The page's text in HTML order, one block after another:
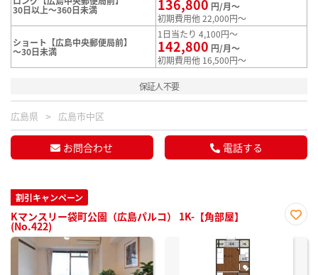
30日以上～360日未満 136,800 円/月～
初期費用他 22,000円～
ショート【広島中央郵便局前】
～30日未満
1日当たり 4,100円～
142,800 円/月～
初期費用他 16,500円～
保証人不要
広島県 広島市中区
お問合わせ 電話する
割引キャンペーン
Kマンスリー袋町公園（広島パルコ） 1K-【角部屋】
(No.422)
に入